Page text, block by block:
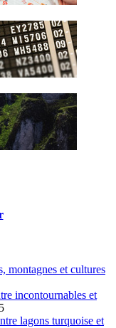
montagnes et cultures
incontournables et
lagons turquoise et